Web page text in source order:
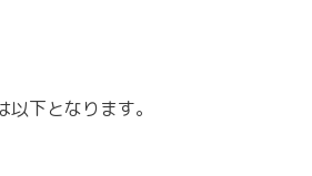
下となります。